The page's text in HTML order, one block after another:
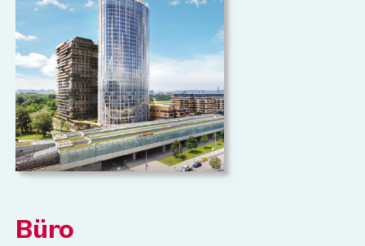
Büro
Online
Immobilie konfigurieren & finden lassen
Direkte:r Ansprechpartner:in
Anrufen oder Rückruf vereinbaren